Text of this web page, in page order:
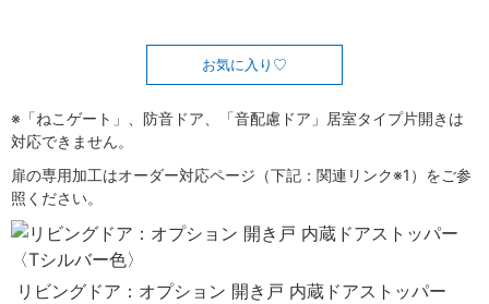
お気に入り
※「ねこゲート」、防音ドア、「音配慮ドア」居室タイプ片開きは
対応できません。
扉の専用加工はオーダー対応ページ（下記：関連リンク※1）をご参
照ください。
リビングドア：オプション 開き戸 内蔵ドアストッパー